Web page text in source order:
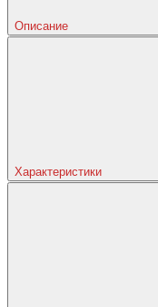
Описание
Характеристики